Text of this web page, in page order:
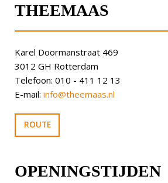
THEEMAAS
Karel Doormanstraat 469
3012 GH Rotterdam
Telefoon: 010 - 411 12 13
E-mail: info@theemaas.nl
ROUTE
OPENINGSTIJDEN